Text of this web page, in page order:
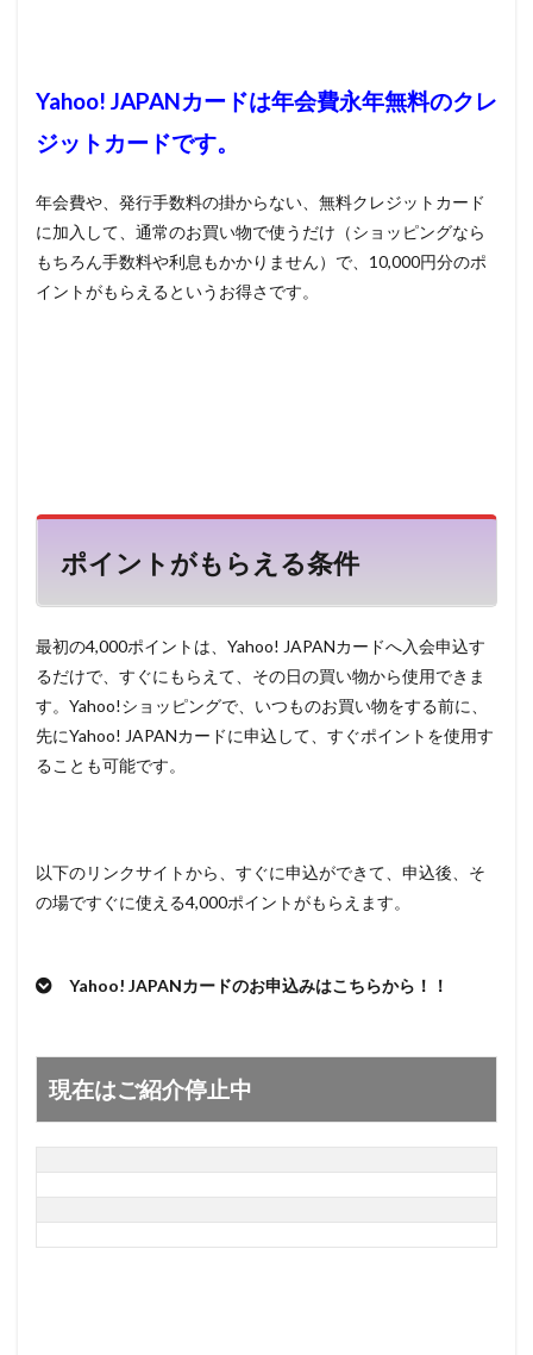
まと
Yahoo! JAPANカードは年会費永年無料のクレ
ジットカードです。
年会費や、発行手数料の掛からない、無料クレジットカード
に加入して、通常のお買い物で使うだけ（ショッピングなら
もちろん手数料や利息もかかりません）で、10,000円分のポ
イントがもらえるというお得さです。
ポイントがもらえる条件
最初の4,000ポイントは、Yahoo! JAPANカードへ入会申込す
るだけで、すぐにもらえて、その日の買い物から使用できま
す。Yahoo!ショッピングで、いつものお買い物をする前に、
先にYahoo! JAPANカードに申込して、すぐポイントを使用す
ることも可能です。
以下のリンクサイトから、すぐに申込ができて、申込後、そ
の場ですぐに使える4,000ポイントがもらえます。
Yahoo! JAPANカードのお申込みはこちらから！！
現在はご紹介停止中
現在はご紹介停止中